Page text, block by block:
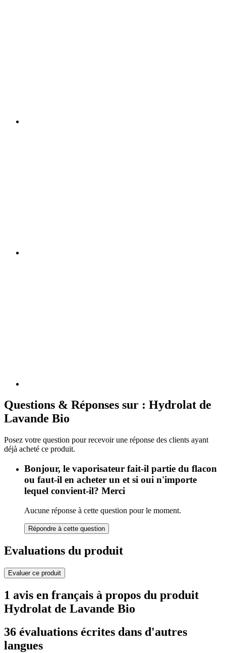
Questions & Réponses sur : Hydrolat de
Lavande Bio
Posez votre question pour recevoir une réponse des clients ayant
déjà acheté ce produit.
Bonjour, le vaporisateur fait-il partie du flacon
ou faut-il en acheter un et si oui n'importe
lequel convient-il? Merci
Aucune réponse à cette question pour le moment.
Répondre à cette question
Evaluations du produit
Evaluer ce produit
1 avis en français à propos du produit
Hydrolat de Lavande Bio
36 évaluations écrites dans d'autres
langues